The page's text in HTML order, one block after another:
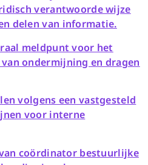
verantwoorde wijze
delen van informatie.
meldpunt voor het
ondermijning en dragen
volgens een vastgesteld
voor interne
coördinator bestuurlijke